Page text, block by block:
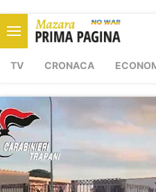
TV CRONACA